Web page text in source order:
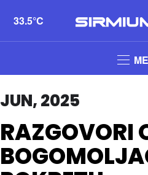
33.5°C
JUN, 2025
RAZGOVORI